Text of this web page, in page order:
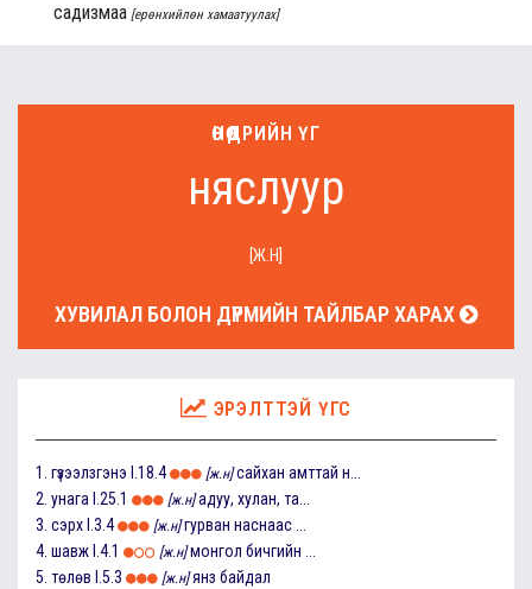
садизмаа [ерөнхийлөн хамаатуулах]
ӨНӨӨДРИЙН ҮГ
няслуур
[Ж.Н]
ХУВИЛАЛ БОЛОН ДҮРМИЙН ТАЙЛБАР ХАРАХ
ЭРЭЛТТЭЙ ҮГС
1. гүзээлзгэнэ I.18.4 [ж.н] сайхан амттай н...
2. унага I.25.1 [ж.н] адуу, хулан, та...
3. сэрх I.3.4 [ж.н] гурван наснаас ...
4. шавж I.4.1 [ж.н] монгол бичгийн ...
5. төлөв I.5.3 [ж.н] янз байдал